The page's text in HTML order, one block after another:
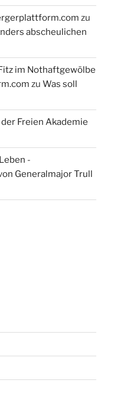
zu
abscheulichen
im Nothaftgewölbe
zu Was soll
Freien Akademie
-
Generalmajor Trull